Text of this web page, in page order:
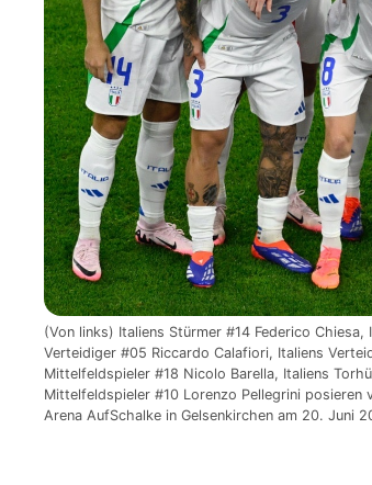
(Von links) Italiens Stürmer #14 Federico
Verteidiger #05 Riccardo Calafiori, Italiens
Mittelfeldspieler #18 Nicolo Barella, Italiens
Mittelfeldspieler #10 Lorenzo Pellegrini posieren
Arena AufSchalke in Gelsenkirchen am 20. Juni